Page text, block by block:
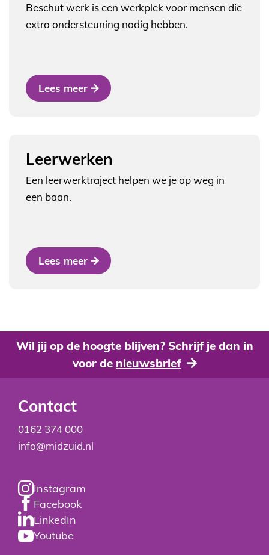
Beschut werk is een werkplek voor mensen die
extra ondersteuning nodig hebben.
Lees meer
Leerwerken
Een leerwerktraject helpen we je op weg in
een baan.
Lees meer
Wil jij op de hoogte blijven? Schrijf je dan in
voor de nieuwsbrief
Contact
0162 374 000
info@midzuid.nl
Instagram
Facebook
LinkedIn
Youtube